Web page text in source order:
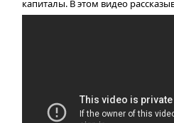
капиталы. В этом видео